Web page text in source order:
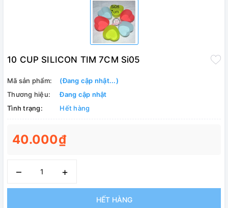
10 CUP SILICON TIM 7CM Si05
Mã sản phẩm:
(Đang cập nhật...)
Thương hiệu:
Đang cập nhật
Tình trạng:
Hết hàng
40.000₫
– +
HẾT HÀNG